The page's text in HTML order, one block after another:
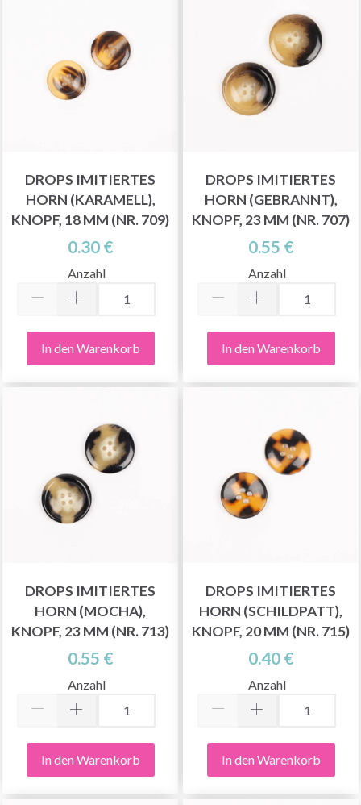
DROPS IMITIERTES
HORN (KARAMELL),
KNOPF, 18 MM (NR. 709)
0.30 €
Anzahl
In den Warenkorb
DROPS IMITIERTES
HORN (GEBRANNT),
KNOPF, 23 MM (NR. 707)
0.55 €
Anzahl
In den Warenkorb
DROPS IMITIERTES
HORN (MOCHA),
KNOPF, 23 MM (NR. 713)
0.55 €
Anzahl
In den Warenkorb
DROPS IMITIERTES
HORN (SCHILDPATT),
KNOPF, 20 MM (NR. 715)
0.40 €
Anzahl
In den Warenkorb